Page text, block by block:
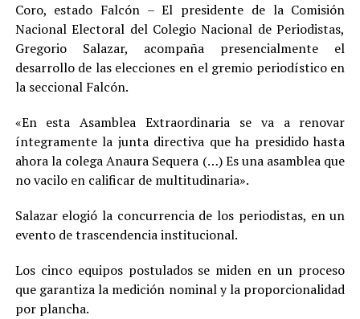
Coro, estado Falcón – El presidente de la Comisión
Nacional Electoral del Colegio Nacional de Periodistas,
Gregorio Salazar, acompaña presencialmente el
desarrollo de las elecciones en el gremio periodístico en
la seccional Falcón.
«En esta Asamblea Extraordinaria se va a renovar
íntegramente la junta directiva que ha presidido hasta
ahora la colega Anaura Sequera (…) Es una asamblea que
no vacilo en calificar de multitudinaria».
Salazar elogió la concurrencia de los periodistas, en un
evento de trascendencia institucional.
Los cinco equipos postulados se miden en un proceso
que garantiza la medición nominal y la proporcionalidad
por plancha.